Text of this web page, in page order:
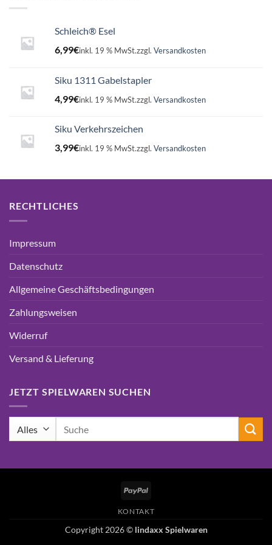
Schleich® Esel
6,99€inkl. 19 % MwSt.zzgl. Versandkosten
Siku 1311 Gabelstapler
4,99€inkl. 19 % MwSt.zzgl. Versandkosten
Siku Verkehrszeichen
3,99€inkl. 19 % MwSt.zzgl. Versandkosten
RECHTLICHES
Impressum
Datenschutz
Allgemeine Geschäftsbedingungen
Zahlungsweisen
Widerruf
Versand & Lieferung
JETZT SPIELWAREN SUCHEN
PayPal
KONTAKT
Copyright 2026 © lindaxx Spielwaren